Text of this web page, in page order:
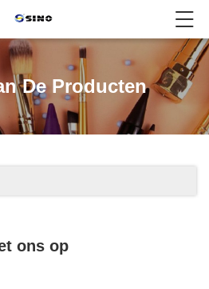
De Producten
ons op